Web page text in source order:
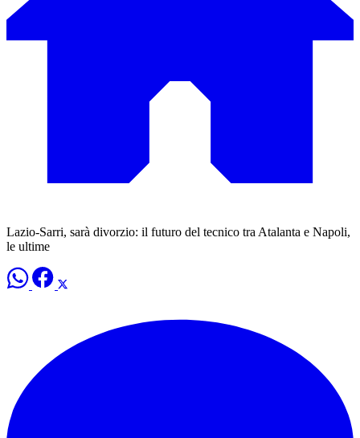
Lazio-Sarri, sarà divorzio: il futuro del tecnico tra Atalanta e Napoli,
le ultime